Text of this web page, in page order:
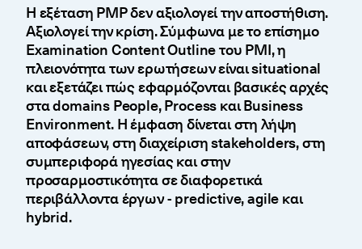
Η εξέταση PMP δεν αξιολογεί την αποστήθιση.
Αξιολογεί την κρίση. Σύμφωνα με το επίσημο
Examination Content Outline του PMI, η
πλειονότητα των ερωτήσεων είναι situational
και εξετάζει πώς εφαρμόζονται βασικές αρχές
στα domains People, Process και Business
Environment. Η έμφαση δίνεται στη λήψη
αποφάσεων, στη διαχείριση stakeholders, στη
συμπεριφορά ηγεσίας και στην
προσαρμοστικότητα σε διαφορετικά
περιβάλλοντα έργων - predictive, agile και
hybrid.